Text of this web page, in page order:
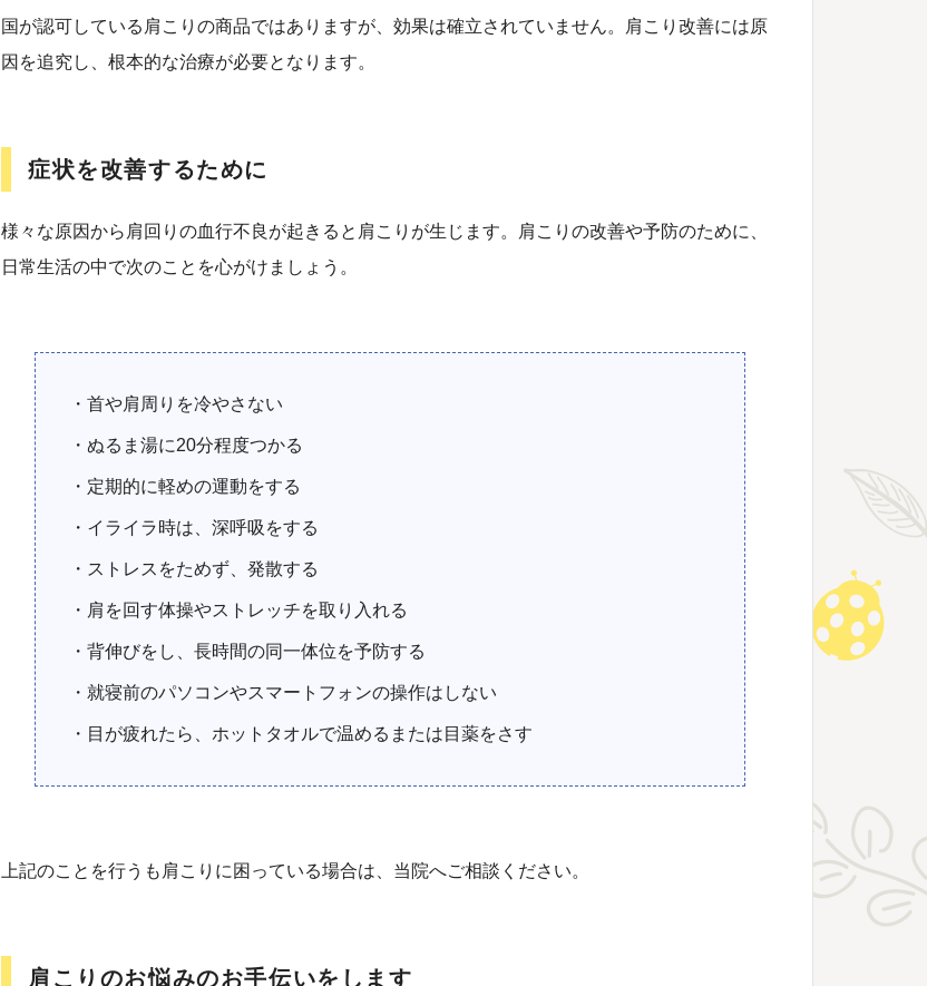
国が認可している肩こりの商品ではありますが、効果は確立されていません。肩こり改善には原
因を追究し、根本的な治療が必要となります。
症状を改善するために
様々な原因から肩回りの血行不良が起きると肩こりが生じます。肩こりの改善や予防のために、
日常生活の中で次のことを心がけましょう。
・首や肩周りを冷やさない
・ぬるま湯に20分程度つかる
・定期的に軽めの運動をする
・イライラ時は、深呼吸をする
・ストレスをためず、発散する
・肩を回す体操やストレッチを取り入れる
・背伸びをし、長時間の同一体位を予防する
・就寝前のパソコンやスマートフォンの操作はしない
・目が疲れたら、ホットタオルで温めるまたは目薬をさす
上記のことを行うも肩こりに困っている場合は、当院へご相談ください。
肩こりのお悩みのお手伝いをします